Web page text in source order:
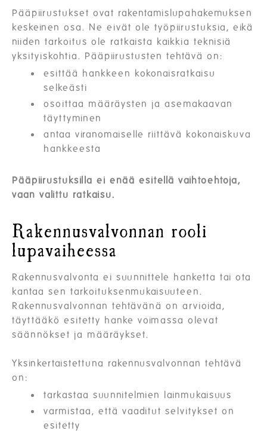
Pääpiirustukset ovat rakentamislupahakemuksen
keskeinen osa. Ne eivät ole työpiirustuksia, eikä
niiden tarkoitus ole ratkaista kaikkia teknisiä
yksityiskohtia. Pääpiirustusten tehtävä on:
esittää hankkeen kokonaisratkaisu
selkeästi
osoittaa määräysten ja asemakaavan
täyttyminen
antaa viranomaiselle riittävä kokonaiskuva
hankkeesta
Pääpiirustuksilla ei enää esitellä vaihtoehtoja,
vaan valittu ratkaisu.
Rakennusvalvonnan rooli
lupavaiheessa
Rakennusvalvonta ei suunnittele hanketta tai ota
kantaa sen tarkoituksenmukaisuuteen.
Rakennusvalvonnan tehtävänä on arvioida,
täyttääkö esitetty hanke voimassa olevat
säännökset ja määräykset.
Yksinkertaistettuna rakennusvalvonnan tehtävä
on:
tarkastaa suunnitelmien lainmukaisuus
varmistaa, että vaaditut selvitykset on
esitetty